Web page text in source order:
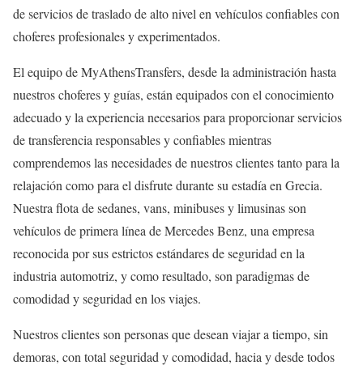
de servicios de traslado de alto nivel en vehículos confiables con
choferes profesionales y experimentados.
El equipo de MyAthensTransfers, desde la administración hasta
nuestros choferes y guías, están equipados con el conocimiento
adecuado y la experiencia necesarios para proporcionar servicios
de transferencia responsables y confiables mientras
comprendemos las necesidades de nuestros clientes tanto para la
relajación como para el disfrute durante su estadía en Grecia.
Nuestra flota de sedanes, vans, minibuses y limusinas son
vehículos de primera línea de Mercedes Benz, una empresa
reconocida por sus estrictos estándares de seguridad en la
industria automotriz, y como resultado, son paradigmas de
comodidad y seguridad en los viajes.
Nuestros clientes son personas que desean viajar a tiempo, sin
demoras, con total seguridad y comodidad, hacia y desde todos